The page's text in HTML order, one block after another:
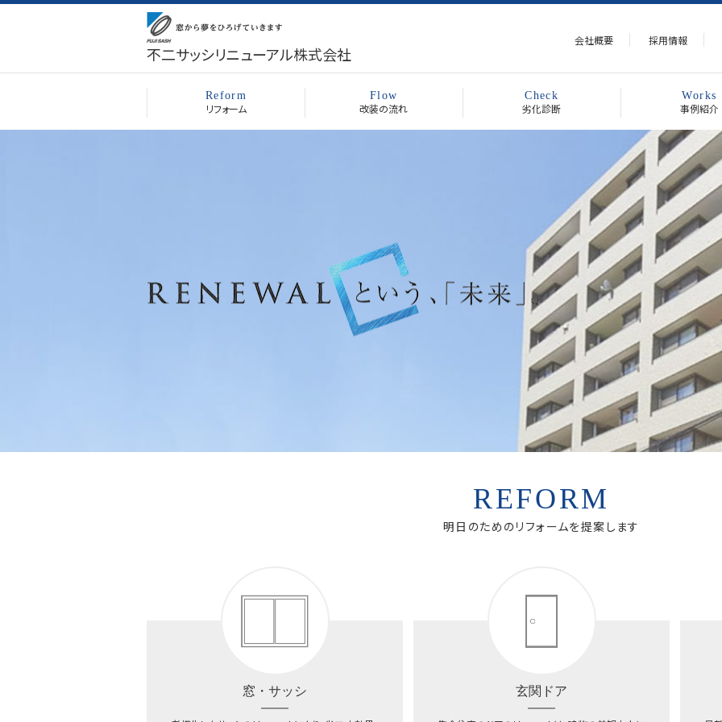
不二サッシリニューアル株式会社
会社概要 採用情報
Reform
リフォーム
Flow
改装の流れ
Check
劣化診断
Works
事例紹介
REFORM
明日のためのリフォームを提案します
窓・サッシ 玄関ドア